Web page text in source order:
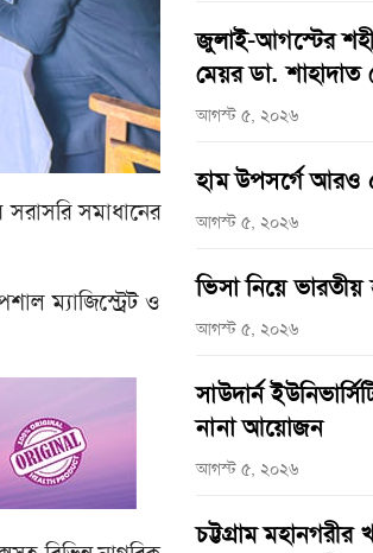
সমাধানের
ম্যাজিস্ট্রেট ও
জুলাই-আগস্টের
মেয়র ডা. শাহাদাত
আগস্ট ৫, ২০২৬
হাম উপসর্গে আরও
আগস্ট ৫, ২০২৬
ভিসা নিয়ে ভারতীয়
আগস্ট ৫, ২০২৬
সাউদার্ন
নানা আয়োজন
আগস্ট ৫, ২০২৬
চট্টগ্রাম